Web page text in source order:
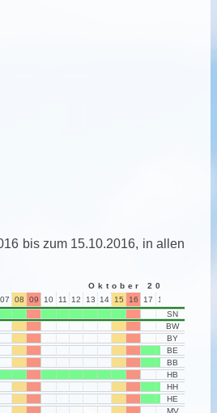
bis zum 15.10.2016, in allen
Oktober 2016
07 08 09 10 11 12 13 14 15 16 17 18
SN
BW
BY
BE
BB
HB
HH
HE
MV